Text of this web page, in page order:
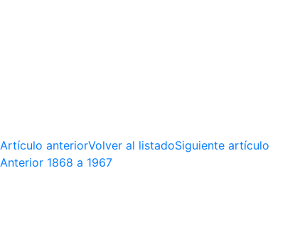
Artículo anteriorVolver al listadoSiguiente artículo
Anterior 1868 a 1967